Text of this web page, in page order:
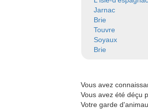
Jarnac
Brie
Touvre
Soyaux
Brie
Vous avez
Vous avez été déçu
Votre garde